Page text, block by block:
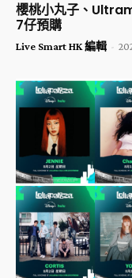
櫻桃小丸子、
7仔預購
Live Smart HK 編輯 -